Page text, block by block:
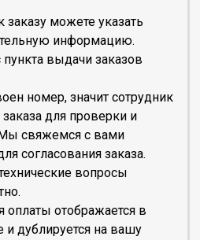
можете указать
информацию.
выдачи заказов
номер, значит сотрудник
для проверки и
свяжемся с вами
согласования заказа.
вопросы
отображается в
и дублируется на вашу